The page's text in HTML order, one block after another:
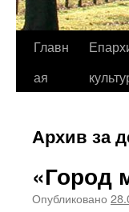
Перейти
Главн
ая
Архив за
«Город
Опубликовано